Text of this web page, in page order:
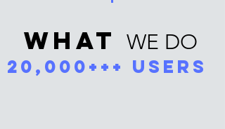
what WE DO
20,000+++ USers